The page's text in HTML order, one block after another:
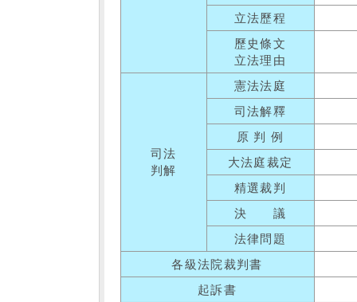
立法歷程
歷史條文
立法理由
司法
判解
憲法法庭
司法解釋
原 判 例
大法庭裁定
精選裁判
決 議
法律問題
各級法院裁判書
起訴書